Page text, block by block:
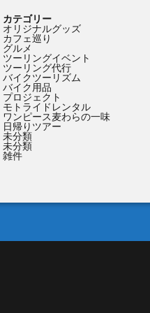
カテゴリー
オリジナルグッズ
カフェ巡り
グルメ
ツーリングイベント
ツーリング代行
バイクツーリズム
バイク用品
プロジェクト
モトライドレンタル
ワンピース麦わらの一味
日帰りツアー
未分類
未分類
雑件